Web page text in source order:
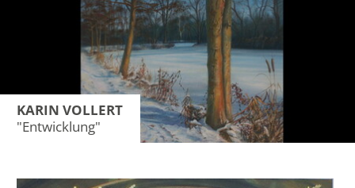
KARIN VOLLERT
"Entwicklung"